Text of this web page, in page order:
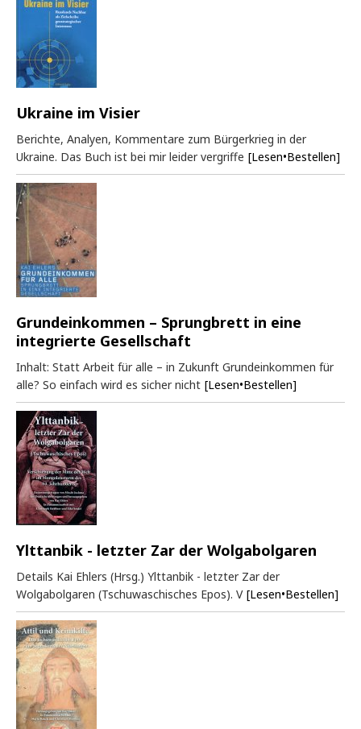
Ukraine im Visier
Berichte, Analyen, Kommentare zum Bürgerkrieg in der
Ukraine. Das Buch ist bei mir leider vergriffe [Lesen•Bestellen]
Grundeinkommen – Sprungbrett in eine
integrierte Gesellschaft
Inhalt: Statt Arbeit für alle – in Zukunft Grundeinkommen für
alle? So einfach wird es sicher nicht [Lesen•Bestellen]
Ylttanbik - letzter Zar der Wolgabolgaren
Details Kai Ehlers (Hrsg.) Ylttanbik - letzter Zar der
Wolgabolgaren (Tschuwaschisches Epos). V [Lesen•Bestellen]